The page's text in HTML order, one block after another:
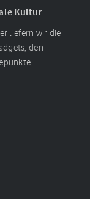
Kultur
liefern wir die
den